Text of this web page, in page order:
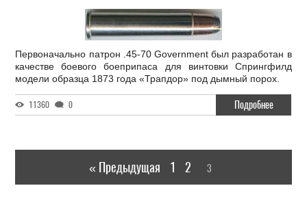
Первоначально патрон .45-70 Government был разработан в
качестве боевого боеприпаса для винтовки Спрингфилд
модели образца 1873 года «Трапдор» под дымный порох.
11360 0 Подробнее
« Предыдущая 1 2 3